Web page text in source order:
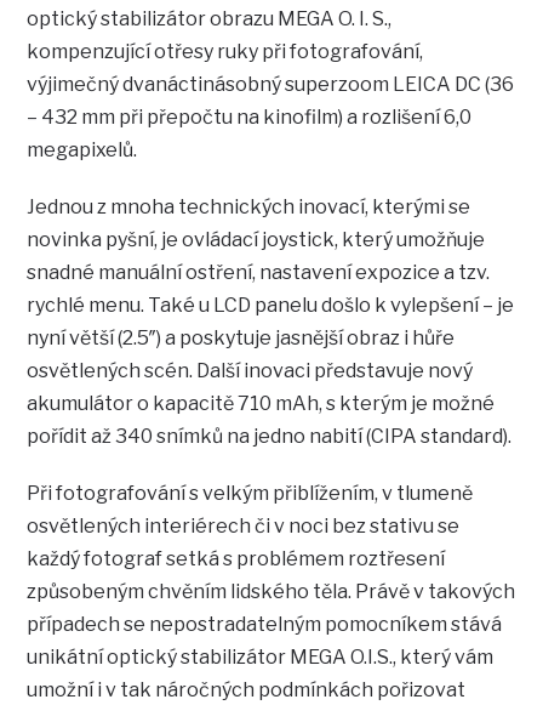
optický stabilizátor obrazu MEGA O. I. S.,
kompenzující otřesy ruky při fotografování,
výjimečný dvanáctinásobný superzoom LEICA DC (36
– 432 mm při přepočtu na kinofilm) a rozlišení 6,0
megapixelů.
Jednou z mnoha technických inovací, kterými se
novinka pyšní, je ovládací joystick, který umožňuje
snadné manuální ostření, nastavení expozice a tzv.
rychlé menu. Také u LCD panelu došlo k vylepšení – je
nyní větší (2.5″) a poskytuje jasnější obraz i hůře
osvětlených scén. Další inovaci představuje nový
akumulátor o kapacitě 710 mAh, s kterým je možné
pořídit až 340 snímků na jedno nabití (CIPA standard).
Při fotografování s velkým přiblížením, v tlumeně
osvětlených interiérech či v noci bez stativu se
každý fotograf setká s problémem roztřesení
způsobeným chvěním lidského těla. Právě v takových
případech se nepostradatelným pomocníkem stává
unikátní optický stabilizátor MEGA O.I.S., který vám
umožní i v tak náročných podmínkách pořizovat